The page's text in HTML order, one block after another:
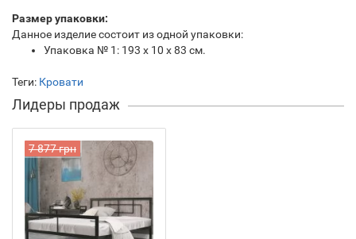
Размер упаковки:
Данное изделие состоит из одной упаковки:
Упаковка № 1: 193 х 10 х 83 см.
Теги: Кровати
Лидеры продаж
7 877 грн